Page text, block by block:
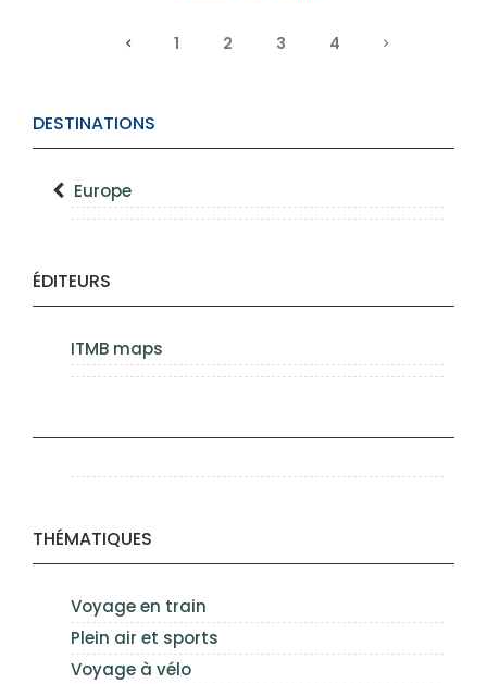
DESTINATIONS
Europe
ÉDITEURS
ITMB maps
THÉMATIQUES
Voyage en train
Plein air et sports
Voyage à vélo
1 2 3 4